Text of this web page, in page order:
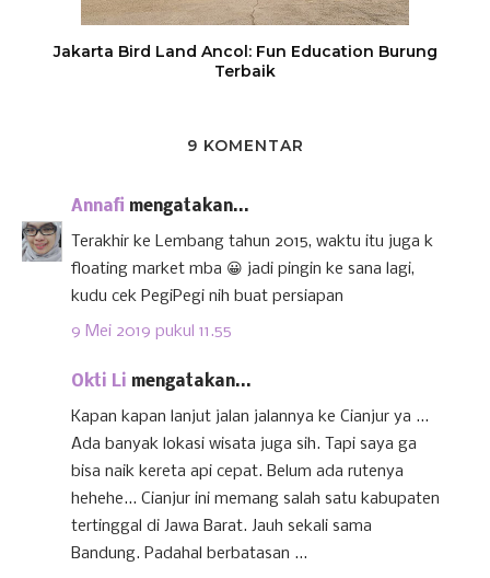
Jakarta Bird Land Ancol: Fun Education Burung
Terbaik
9 KOMENTAR
Annafi mengatakan...
Terakhir ke Lembang tahun 2015, waktu itu juga k
floating market mba 😀 jadi pingin ke sana lagi,
kudu cek PegiPegi nih buat persiapan
9 Mei 2019 pukul 11.55
Okti Li mengatakan...
Kapan kapan lanjut jalan jalannya ke Cianjur ya ...
Ada banyak lokasi wisata juga sih. Tapi saya ga
bisa naik kereta api cepat. Belum ada rutenya
hehehe... Cianjur ini memang salah satu kabupaten
tertinggal di Jawa Barat. Jauh sekali sama
Bandung. Padahal berbatasan ...